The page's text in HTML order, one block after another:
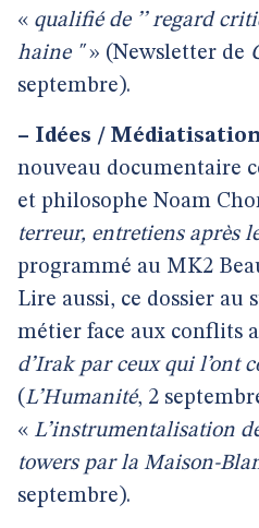
« qualifié de ’’ regard
haine "» (Newsletter de
septembre).
– Idées /
nouveau documentaire
et philosophe Noam
terreur, entretiens après
programmé au MK2
Lire aussi, ce dossier au
métier face aux conflits
d’Irak par ceux qui l’ont
(L’Humanité, 2
« L’instrumentalisation
towers par la Maison-
septembre).